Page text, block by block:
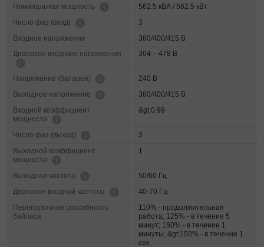
Номинальная мощность
562.5 кВА / 562.5 кВт
Число фаз (вход)
3
Входное напряжение
380/400/415 В
Диапазон входного напряжения
304 – 478 В
Напряжение (батарея)
240 В
Выходное напряжение
380/400/415 В
Входной коэффициент
мощности
&gt;0.99
Число фаз (выход)
3
Выходной коэффициент
мощности
1
Выходная частота
50/60 Гц
Диапазон входной частоты
40-70 Гц
Перегрузочная способность
байпаса
110% - продолжительная
работа; 125% - в течение 5
минут; 150% - в течение 1
минуты; &gt;150% - в течение 1
сек